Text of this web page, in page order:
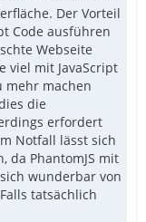
Der Vorteil
Code ausführen
Webseite
viel mit JavaScript
mehr machen
die
erfordert
Notfall lässt sich
da PhantomJS mit
wunderbar von
tatsächlich